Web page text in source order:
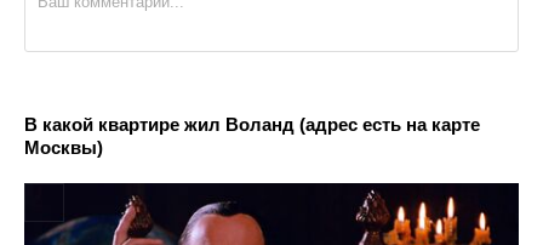
В какой квартире жил Воланд (адрес есть на карте
Москвы)